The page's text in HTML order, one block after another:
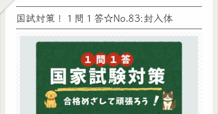
国試対策！１問１答☆No.83:封入体